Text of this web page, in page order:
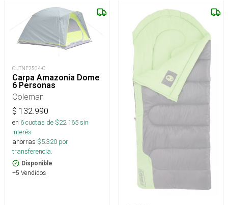
OUTNE2504-C
Carpa Amazonia Dome
6 Personas
Coleman
$ 132.990
en 6cuotas de $22.165sin
interés
ahorras $5.320 por
transferencia.
Disponible
+5 Vendidos